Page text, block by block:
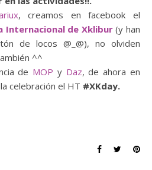
, creamos en facebook el
Internacional de Xklibur (y han
de locos @_@), no olviden
^^
de MOP y Daz, de ahora en
celebración el HT #‎XKday.